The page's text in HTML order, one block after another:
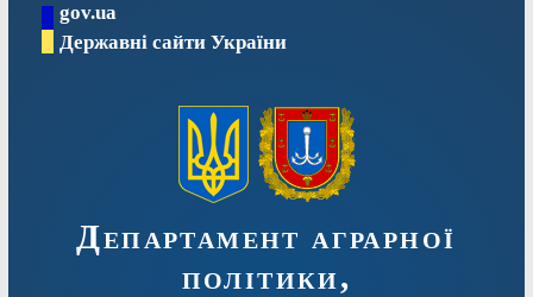
Перейтиgov.ua
Державні сайти України
Департамент аграрної
політики,